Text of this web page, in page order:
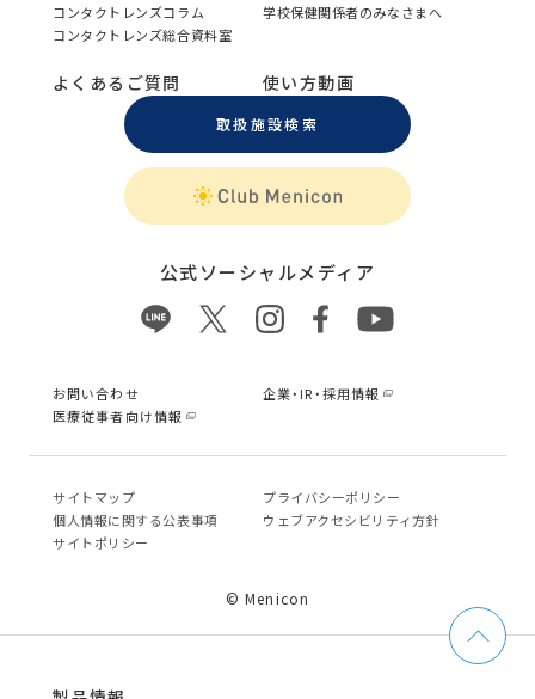
コンタクトレンズコラム
学校保健関係者のみなさまへ
コンタクトレンズ総合資料室
よくあるご質問 使い方動画
取扱施設検索
公式ソーシャルメディア
お問い合わせ
企業・IR・採用情報
医療従事者向け情報
サイトマップ
プライバシーポリシー
個⼈情報に関する公表事項
ウェブアクセシビリティ方針
サイトポリシー
© Menicon